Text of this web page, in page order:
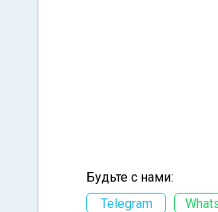
Будьте с нами:
Telegram